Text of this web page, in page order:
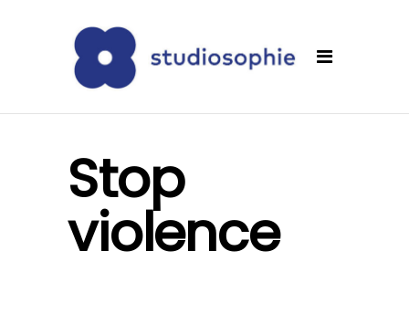
Stop
violence